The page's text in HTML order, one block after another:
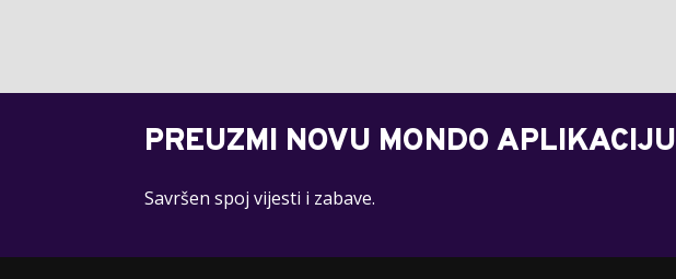
PREUZMI NOVU MONDO APLIKACIJU
Savršen spoj vijesti i zabave.